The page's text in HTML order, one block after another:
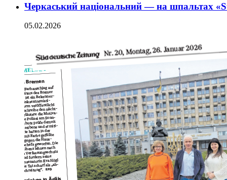
Черкаський національний — на шпальтах
05.02.2026